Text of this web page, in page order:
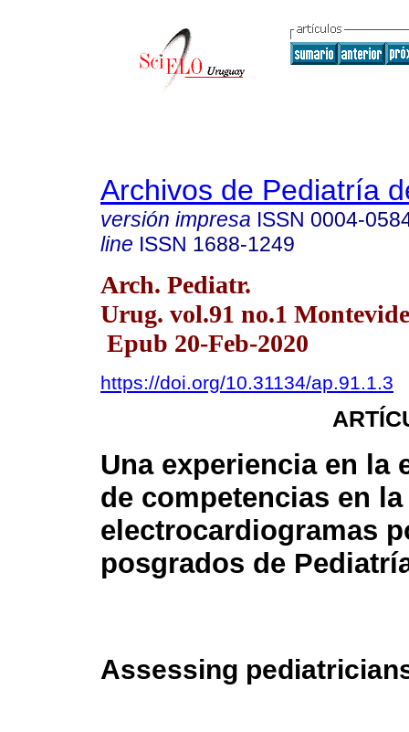
Archivos de Pediatría
versión impresa ISSN 0004-
line ISSN 1688-1249
Arch. Pediatr.
Urug. vol.91 no.1
Epub 20-Feb-2020
https://doi.org/10.31134/ap.91.1.3
Una experiencia en la
de competencias en
electrocardiogramas
posgrados de
Assessing